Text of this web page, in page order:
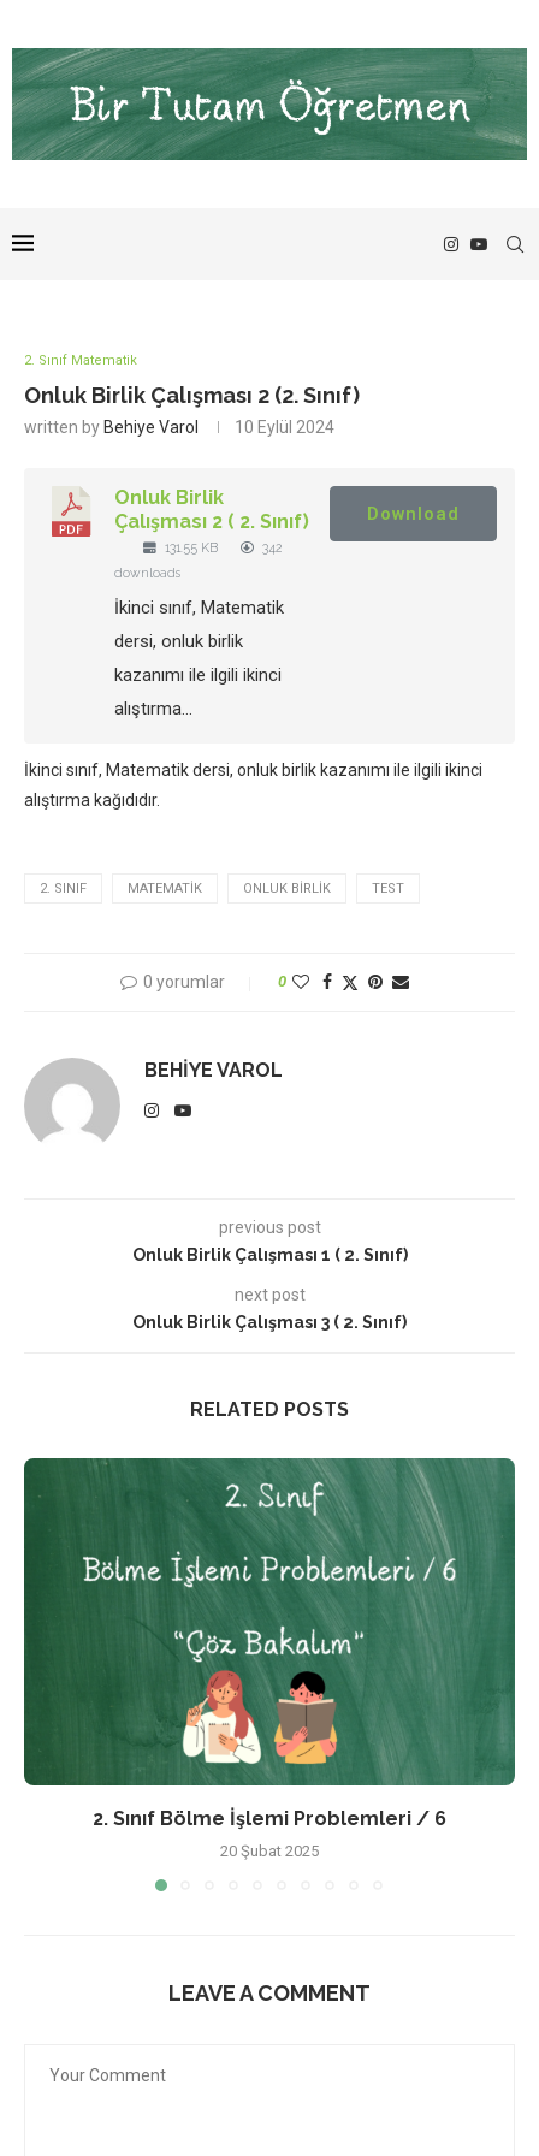
2. Sınıf Matematik
Onluk Birlik Çalışması 2 (2. Sınıf)
written by Behiye Varol 10 Eylül 2024
Onluk Birlik
Çalışması 2 ( 2. Sınıf)
131.55 KB
342
downloads
İkinci sınıf, Matematik
dersi, onluk birlik
kazanımı ile ilgili ikinci
alıştırma…
Download
İkinci sınıf, Matematik dersi, onluk birlik kazanımı ile ilgili ikinci
alıştırma kağıdıdır.
2. SINIF MATEMATIK ONLUK BIRLIK TEST
0 yorumlar 0
BEHIYE VAROL
previous post
Onluk Birlik Çalışması 1 ( 2. Sınıf)
next post
Onluk Birlik Çalışması 3 ( 2. Sınıf)
RELATED POSTS
2. Sınıf Bölme İşlemi Problemleri / 6
20 Şubat 2025
LEAVE A COMMENT